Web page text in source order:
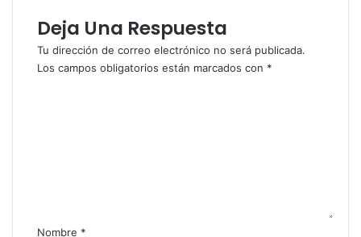
Deja Una Respuesta
Tu dirección de correo electrónico no será publicada.
Los campos obligatorios están marcados con *
iNombre *